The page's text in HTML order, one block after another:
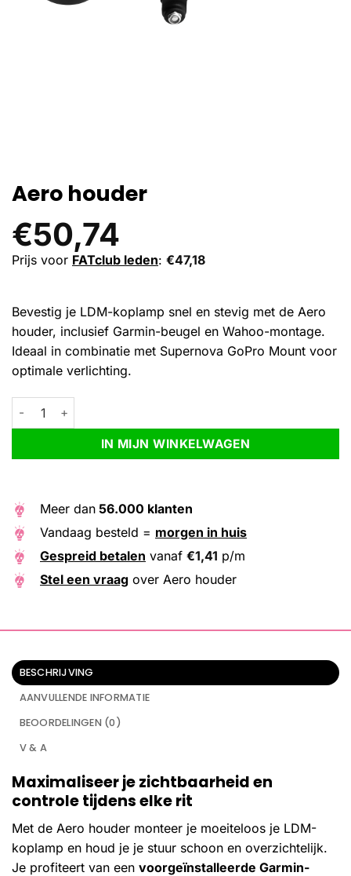
Aero houder
€50,74
Prijs voor FATclub leden: €47,18
Bevestig je LDM-koplamp snel en stevig met de Aero
houder, inclusief Garmin-beugel en Wahoo-montage.
Ideaal in combinatie met Supernova GoPro Mount voor
optimale verlichting.
Aero houder aantal
IN MIJN WINKELWAGEN
Alternative:
Meer dan 56.000 klanten
Vandaag besteld = morgen in huis
Gespreid betalen vanaf €1,41 p/m
Stel een vraag over Aero houder
BESCHRIJVING
AANVULLENDE INFORMATIE
BEOORDELINGEN (0)
V & A
Maximaliseer je zichtbaarheid en
controle tijdens elke rit
Met de Aero houder monteer je moeiteloos je LDM-
koplamp en houd je je stuur schoon en overzichtelijk.
Je profiteert van een voorgeïnstalleerde Garmin-